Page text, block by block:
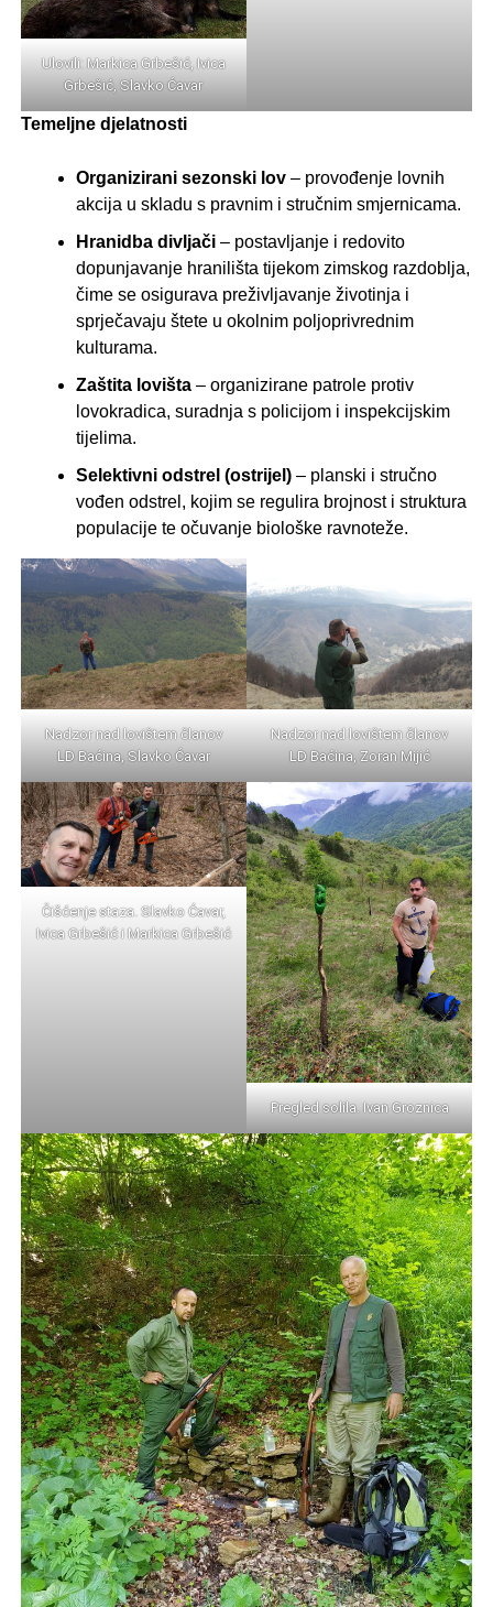
Ulovili: Markica Grbešić, Ivica
Grbešić, Slavko Ćavar
Temeljne djelatnosti
Organizirani sezonski lov– provođenje lovnih
akcija u skladu s pravnim i stručnim smjernicama.
Hranidba divljači– postavljanje i redovito
dopunjavanje hranilišta tijekom zimskog razdoblja,
čime se osigurava preživljavanje životinja i
sprječavaju štete u okolnim poljoprivrednim
kulturama.
Zaštita lovišta– organizirane patrole protiv
lovokradica, suradnja s policijom i inspekcijskim
tijelima.
Selektivni odstrel (ostrijel)– planski i stručno
vođen odstrel, kojim se regulira brojnost i struktura
populacije te očuvanje biološke ravnoteže.
Nadzor nad lovištem članov
LD Baćina, Slavko Ćavar
Nadzor nad lovištem članov
LD Baćina, Zoran Mijić
Čišćenje staza. Slavko Ćavar,
Ivica Grbešić i Markica Grbešić
Pregled solila. Ivan Groznica